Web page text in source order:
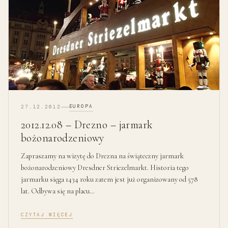
27.12.2012 EUROPA
2012.12.08 – Drezno – jarmark
bożonarodzeniowy
Zapraszamy na wizytę do Drezna na świąteczny jarmark
bożonarodzeniowy Dresdner Striezelmarkt. Historia tego
jarmarku sięga 1434 roku zatem jest już organizowany od 578
lat. Odbywa się na placu…
CZYTAJ WIĘCEJ